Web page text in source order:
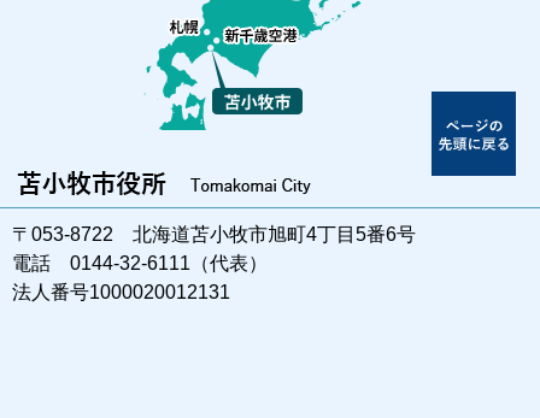
〒053-8722 北海道苫小牧市旭町4丁目5番6号
電話 0144-32-6111（代表）
法人番号1000020012131